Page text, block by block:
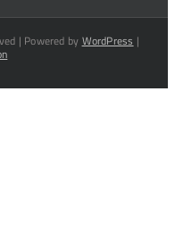
| Powered by WordPress |